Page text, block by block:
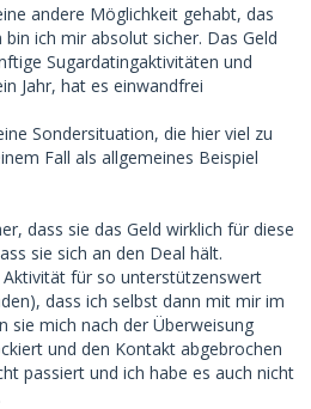
andere Möglichkeit gehabt, das
ich mir absolut sicher. Das Geld
Sugardatingaktivitäten und
Jahr, hat es einwandfrei
Sondersituation, die hier viel zu
Fall als allgemeines Beispiel
dass sie das Geld wirklich für diese
sie sich an den Deal hält.
für so unterstützenswert
dass ich selbst dann mit mir im
sie mich nach der Überweisung
und den Kontakt abgebrochen
passiert und ich habe es auch nicht